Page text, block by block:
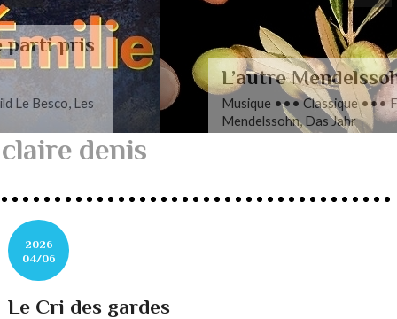
L’autre Mendelssohn
Musique ••• Classique ••• Fanny
Mendelssohn, Das Jahr
claire denis
2026
04/06
Le Cri des gardes